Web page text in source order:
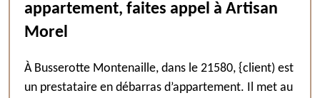
appartement, faites appel à Artisan
Morel
À Busserotte Montenaille, dans le 21580, {client) est
un prestataire en débarras d’appartement. Il met au